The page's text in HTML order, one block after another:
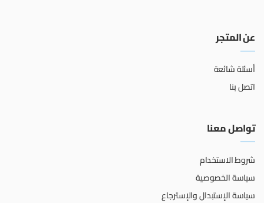
عن المتجر
أسئلة شائعة
اتصل بنا
تواصل معنا
شروط الاستخدام
سياسة الخصوصية
سياسة الإستبدال والإسترجاع